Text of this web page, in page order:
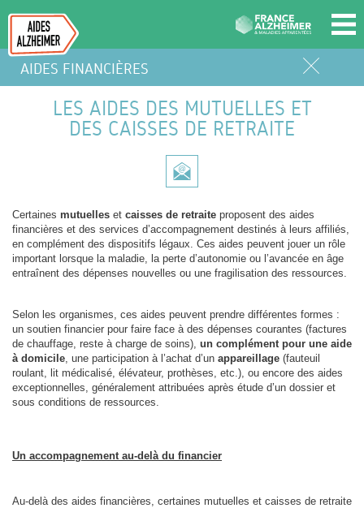
AIDES FINANCIÈRES
LES AIDES DES MUTUELLES ET
DES CAISSES DE RETRAITE
Certaines mutuelles et caisses de retraite proposent des aides
financières et des services d’accompagnement destinés à leurs affiliés,
en complément des dispositifs légaux. Ces aides peuvent jouer un rôle
important lorsque la maladie, la perte d’autonomie ou l’avancée en âge
entraînent des dépenses nouvelles ou une fragilisation des ressources.
Selon les organismes, ces aides peuvent prendre différentes formes :
un soutien financier pour faire face à des dépenses courantes (factures
de chauffage, reste à charge de soins), un complément pour une aide
à domicile, une participation à l’achat d’un appareillage (fauteuil
roulant, lit médicalisé, élévateur, prothèses, etc.), ou encore des aides
exceptionnelles, généralement attribuées après étude d’un dossier et
sous conditions de ressources.
Un accompagnement au-delà du financier
Au-delà des aides financières, certaines mutuelles et caisses de retraite